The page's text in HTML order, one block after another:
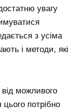
увагу
з усіма
і методи, які
можливого
потрібно